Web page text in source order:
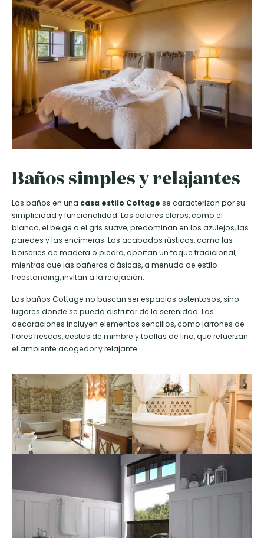
Baños simples y relajantes
Los baños en una casa estilo Cottage se caracterizan por su
simplicidad y funcionalidad. Los colores claros, como el
blanco, el beige o el gris suave, predominan en los azulejos, las
paredes y las encimeras. Los acabados rústicos, como las
boiseries de madera o piedra, aportan un toque tradicional,
mientras que las bañeras clásicas, a menudo de estilo
freestanding, invitan a la relajación.
Los baños Cottage no buscan ser espacios ostentosos, sino
lugares donde se pueda disfrutar de la serenidad. Las
decoraciones incluyen elementos sencillos, como jarrones de
flores frescas, cestas de mimbre y toallas de lino, que refuerzan
el ambiente acogedor y relajante.